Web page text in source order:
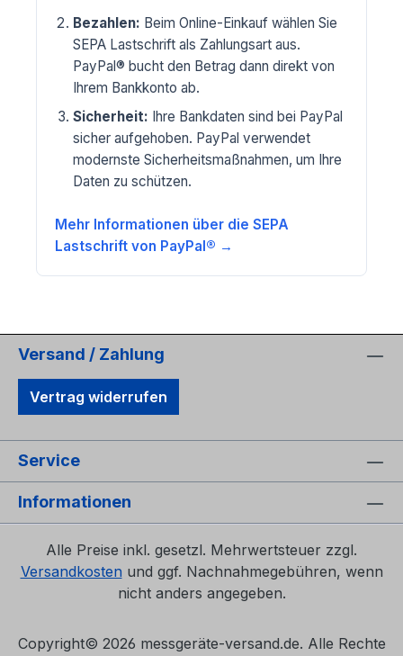
Bezahlen: Beim Online-Einkauf wählen Sie
SEPA Lastschrift als Zahlungsart aus.
PayPal® bucht den Betrag dann direkt von
Ihrem Bankkonto ab.
Sicherheit: Ihre Bankdaten sind bei PayPal
sicher aufgehoben. PayPal verwendet
modernste Sicherheitsmaßnahmen, um Ihre
Daten zu schützen.
Mehr Informationen über die SEPA
Lastschrift von PayPal® →
Versand / Zahlung
Vertrag widerrufen
Service
Informationen
Alle Preise inkl. gesetzl. Mehrwertsteuer zzgl.
Versandkosten und ggf. Nachnahmegebühren, wenn
nicht anders angegeben.
Copyright© 2026 messgeräte-versand.de. Alle Rechte